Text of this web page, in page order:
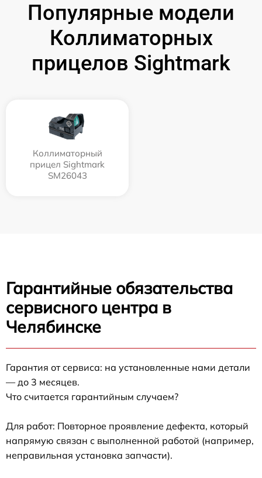
Популярные модели
Коллиматорных
прицелов Sightmark
Коллиматорный
прицел Sightmark
SM26043
Гарантийные обязательства
сервисного центра в
Челябинске
Гарантия от сервиса: на установленные нами детали
— до 3 месяцев.
Что считается гарантийным случаем?
Для работ: Повторное проявление дефекта, который
напрямую связан с выполненной работой (например,
неправильная установка запчасти).